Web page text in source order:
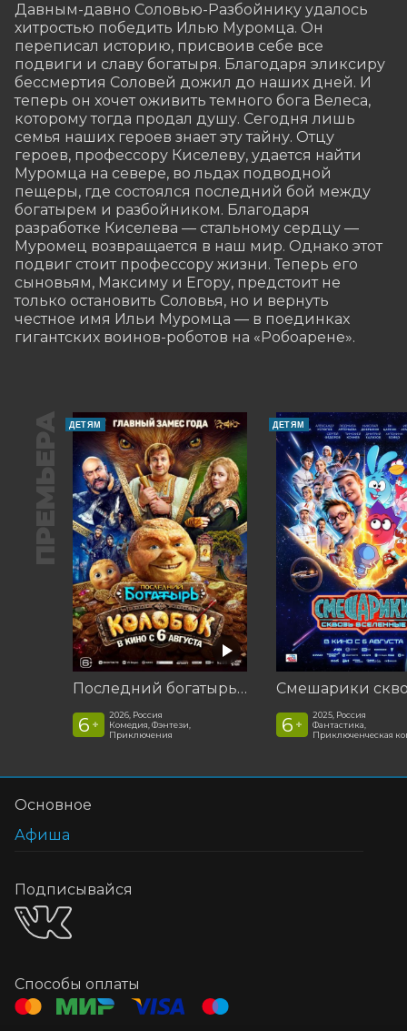
Давным-давно Соловью-Разбойнику удалось
хитростью победить Илью Муромца. Он
переписал историю, присвоив себе все
подвиги и славу богатыря. Благодаря эликсиру
бессмертия Соловей дожил до наших дней. И
теперь он хочет оживить темного бога Велеса,
которому тогда продал душу. Сегодня лишь
семья наших героев знает эту тайну. Отцу
героев, профессору Киселеву, удается найти
Муромца на севере, во льдах подводной
пещеры, где состоялся последний бой между
богатырем и разбойником. Благодаря
разработке Киселева — стальному сердцу —
Муромец возвращается в наш мир. Однако этот
подвиг стоит профессору жизни. Теперь его
сыновьям, Максиму и Егору, предстоит не
только остановить Соловья, но и вернуть
честное имя Ильи Муромца — в поединках
гигантских воинов-роботов на «Робоарене».
ПРЕМЬЕРА ДЕТЯМ
Последний богатырь. Колобок
6 +
2026, Россия
Комедия, Фэнтези,
Приключения
ДЕТЯМ
6 +
2025, Россия
Фантастика,
Приключенческая
Основное
Афиша
Подписывайся
Способы оплаты